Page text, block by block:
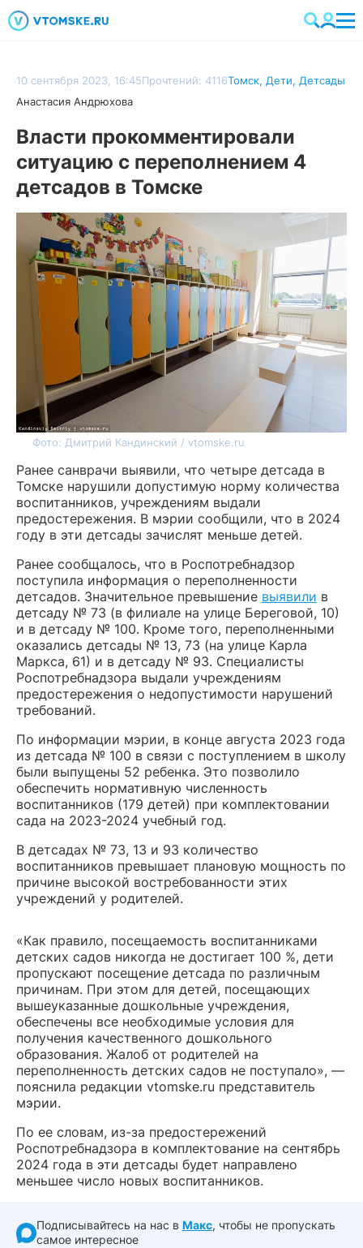
10 сентября 2023, 16:45Прочтений: 4116Томск, Дети, Детсады
Анастасия Андрюхова
Власти прокомментировали
ситуацию с переполнением 4
детсадов в Томске
Фото: Дмитрий Кандинский / vtomske.ru
Ранее санврачи выявили, что четыре детсада в
Томске нарушили допустимую норму количества
воспитанников, учреждениям выдали
предостережения. В мэрии сообщили, что в 2024
году в эти детсады зачислят меньше детей.
Ранее сообщалось, что в Роспотребнадзор
поступила информация о переполненности
детсадов. Значительное превышение выявили в
детсаду № 73 (в филиале на улице Береговой, 10)
и в детсаду № 100. Кроме того, переполненными
оказались детсады № 13, 73 (на улице Карла
Маркса, 61) и в детсаду № 93. Специалисты
Роспотребнадзора выдали учреждениям
предостережения о недопустимости нарушений
требований.
По информации мэрии, в конце августа 2023 года
из детсада № 100 в связи с поступлением в школу
были выпущены 52 ребенка. Это позволило
обеспечить нормативную численность
воспитанников (179 детей) при комплектовании
сада на 2023-2024 учебный год.
В детсадах № 73, 13 и 93 количество
воспитанников превышает плановую мощность по
причине высокой востребованности этих
учреждений у родителей.
«Как правило, посещаемость воспитанниками
детских садов никогда не достигает 100 %, дети
пропускают посещение детсада по различным
причинам. При этом для детей, посещающих
вышеуказанные дошкольные учреждения,
обеспечены все необходимые условия для
получения качественного дошкольного
образования. Жалоб от родителей на
переполненность детских садов не поступало», —
пояснила редакции vtomske.ru представитель
мэрии.
По ее словам, из-за предостережений
Роспотребнадзора в комплектование на сентябрь
2024 года в эти детсады будет направлено
меньшее число новых воспитанников.
Подписывайтесь на нас в Макс, чтобы не пропускать
самое интересное